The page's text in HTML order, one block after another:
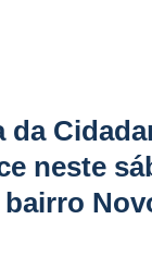
da
neste
bairro